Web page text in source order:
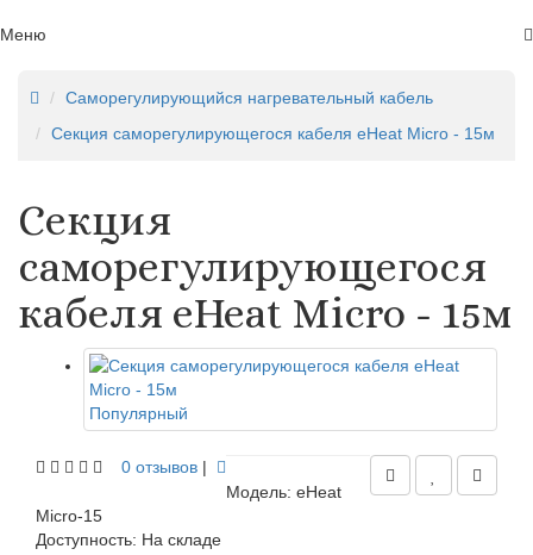
Меню
Саморегулирующийся нагревательный кабель
Секция саморегулирующегося кабеля eHeat Micro - 15м
Секция
саморегулирующегося
кабеля eHeat Micro - 15м
Популярный
0 отзывов |
Модель: eHeat
Micro-15
Доступность: На складе